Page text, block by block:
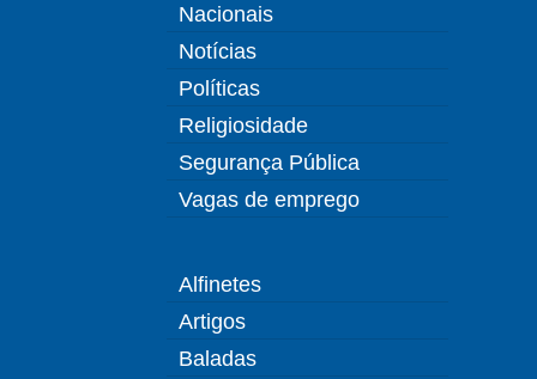
Nacionais
Notícias
Políticas
Religiosidade
Segurança Pública
Vagas de emprego
Alfinetes
Artigos
Baladas